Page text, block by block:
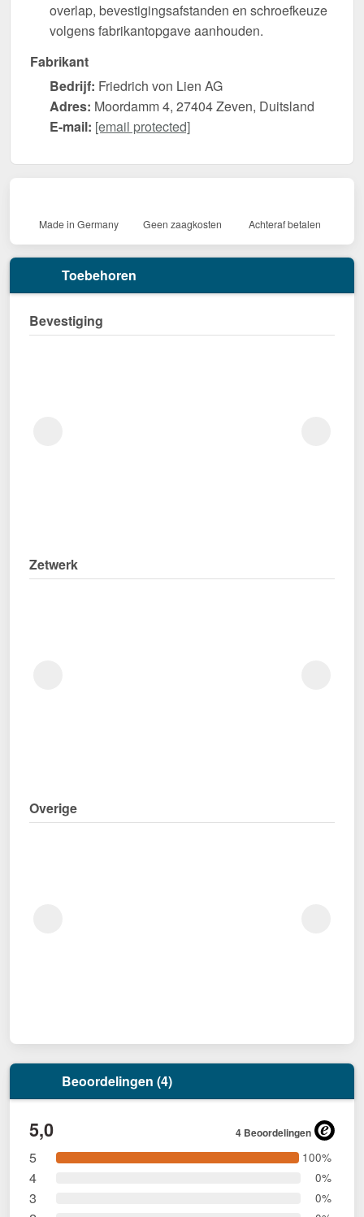
overlap, bevestigingsafstanden en schroefkeuze
volgens fabrikantopgave aanhouden.
Fabrikant
Bedrijf: Friedrich von Lien AG
Adres: Moordamm 4, 27404 Zeven, Duitsland
E-mail: [email protected]
Made in Germany Geen zaagkosten Achteraf betalen
Toebehoren
Bevestiging
Zetwerk
Overige
Beoordelingen (4)
5,0 4 Beoordelingen
5 100%
4 0%
3 0%